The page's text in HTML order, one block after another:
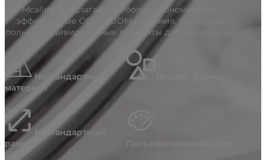
Mcallen предлагает наиболее экономически
эффективные OEM и ODM решения, предлагая
полные индивидуальные варианты для ваших нужд
Нестандартный
материал
Нестандартный
размер